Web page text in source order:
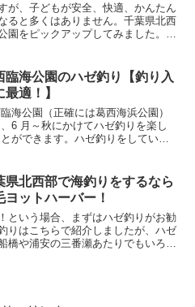
が、子どもが安全、快適、かんたん
ると多くはありません。千葉県北西
をピックアップしてみました。お
臨海公園のハゼ釣り【釣り入
最適！】
海公園（正確には葛西海浜公園）
6 月～秋にかけてハゼ釣りを楽し
ができます。ハゼ釣りをしている
戦してみましょう。釣りができる
西臨海公園での釣...
県北西部で海釣りをするなら
ヨットハーバー！
という場合、まずはハゼ釣りがお勧
りはこちらで紹介しましたが、ハゼ
橋や浦安の三番瀬あたりでもいろい